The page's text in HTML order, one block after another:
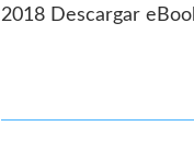
2018 Descargar